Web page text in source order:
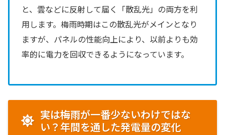
と、雲などに反射して届く「散乱光」の両方を利
用します。梅雨時期はこの散乱光がメインとなり
ますが、パネルの性能向上により、以前よりも効
率的に電力を回収できるようになっています。
実は梅雨が一番少ないわけではな
い？年間を通した発電量の変化